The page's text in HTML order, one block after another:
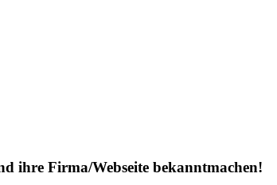
ihre Firma/Webseite bekanntmachen!